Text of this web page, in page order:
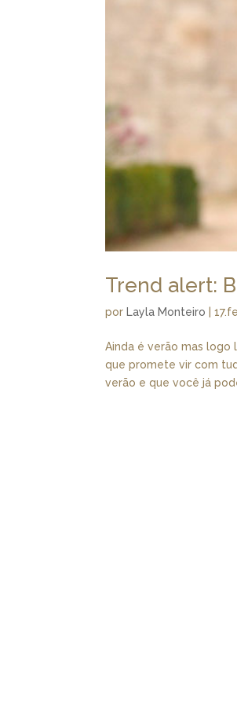
Trend alert:
porLayla Monteiro |
Ainda é verão mas logo
que promete vir com
verão e que você já